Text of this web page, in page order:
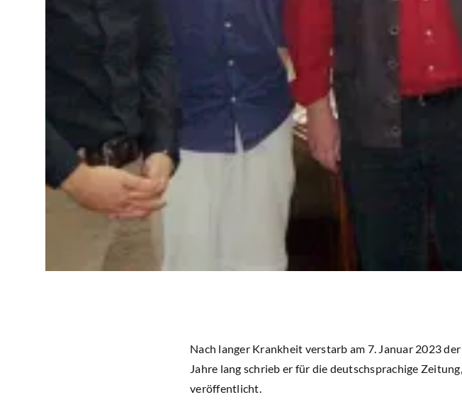
Nach langer Krankheit verstarb am 7. Januar 2023
Jahre lang schrieb er für die deutschsprachige
veröffentlicht.